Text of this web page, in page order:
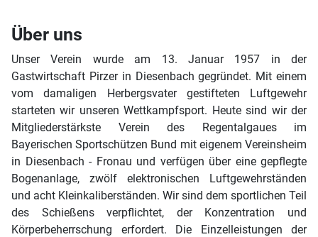
Über uns
Unser Verein wurde am 13. Januar 1957 in der
Gastwirtschaft Pirzer in Diesenbach gegründet. Mit einem
vom damaligen Herbergsvater gestifteten Luftgewehr
starteten wir unseren Wettkampfsport. Heute sind wir der
Mitgliederstärkste Verein des Regentalgaues im
Bayerischen Sportschützen Bund mit eigenem Vereinsheim
in Diesenbach - Fronau und verfügen über eine gepflegte
Bogenanlage, zwölf elektronischen Luftgewehrständen
und acht Kleinkaliberständen. Wir sind dem sportlichen Teil
des Schießens verpflichtet, der Konzentration und
Körperbeherrschung erfordert. Die Einzelleistungen der